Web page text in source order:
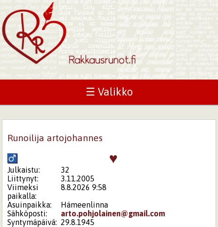
☰ Valikko
Runoilija artojohannes
♥
Julkaistu:
32
Liittynyt:
3.11.2005
Viimeksi
paikalla:
8.8.2026 9:58
Asuinpaikka:
Hämeenlinna
Sähköposti:
arto.pohjolainen@gmail.com
Syntymäpäivä: 29.8.1945